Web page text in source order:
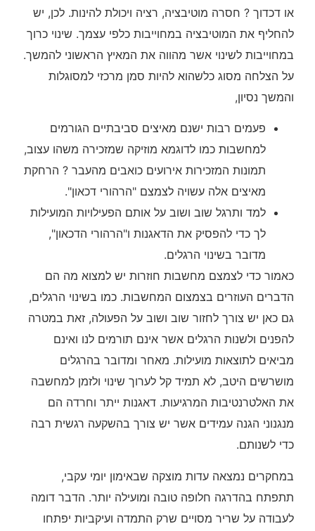
או דכדוך ? חסרה מוטיבציה, רציה ויכולת להינות. לכן, יש
להחליף את המוטיבציה במחוייבות כלפי עצמך. שינוי כרוך
במחוייבות לשינוי אשר מהווה את המאיץ הראשוני להמשך.
על הצלחה מסוג כלשהוא להיות סמן מרכזי למסוגלות
והמשך נסיון,
פעמים רבות ישנם מאיצים סביבתיים הגורמים
למחשבות כמו לדוגמא מוזיקה שמזכירה משהו עצוב,
תמונות המזכירות אירועים כואבים מהעבר ? הרחקת
מאיצים אלה עשויה לצמצם "הרהורי דכאון".
למד ותרגל שוב ושוב על אותם הפעילויות המועילות
לך כדי להפסיק את הדאגנות ו"הרהורי הדכאון",
מדובר בשינוי הרגלים.
כאמור כדי לצמצם מחשבות חוזרות יש למצוא מה הם
הדברים העוזרים בצמצום המחשבות. כמו בשינוי הרגלים,
גם כאן יש צורך לחזור שוב ושוב על הפעולה, זאת במטרה
להפנים ולשנות הרגלים אשר אינם תורמים לנו ואינם
מביאים לתוצאות מועילות. מאחר ומדובר בהרגלים
מושרשים היטב, לא תמיד קל לערוך שינוי ולזמן למחשבה
את האלטרנטיבות המרגיעות. דאגנות ייתר וחרדה הם
מנגנוני הגנה עמידים אשר יש צורך בהשקעה רגשית רבה
כדי לשנותם.
במחקרים נמצאה עדות מוצקה שבאימון יומי עקבי,
תתפתח בהדרגה חלופה טובה ומועילה יותר. הדבר דומה
לעבודה על שריר מסויים שרק התמדה ועיקביות יפתחו